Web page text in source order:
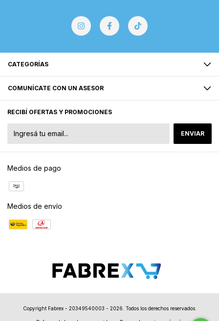
CATEGORÍAS
COMUNÍCATE CON UN ASESOR
RECIBÍ OFERTAS Y PROMOCIONES
Medios de pago
Medios de envío
Copyright Fabrex - 20349540003 - 2026. Todos los derechos reservados.